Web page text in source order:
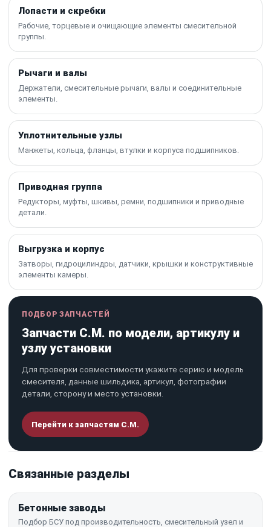
Лопасти и скребки
Рабочие, торцевые и очищающие элементы смесительной
группы.
Рычаги и валы
Держатели, смесительные рычаги, валы и соединительные
элементы.
Уплотнительные узлы
Манжеты, кольца, фланцы, втулки и корпуса подшипников.
Приводная группа
Редукторы, муфты, шкивы, ремни, подшипники и приводные
детали.
Выгрузка и корпус
Затворы, гидроцилиндры, датчики, крышки и конструктивные
элементы камеры.
ПОДБОР ЗАПЧАСТЕЙ
Запчасти C.M. по модели, артикулу и
узлу установки
Для проверки совместимости укажите серию и модель
смесителя, данные шильдика, артикул, фотографии
детали, сторону и место установки.
Перейти к запчастям C.M.
Связанные разделы
Бетонные заводы
Подбор БСУ под производительность, смесительный узел и